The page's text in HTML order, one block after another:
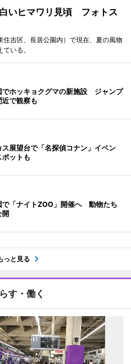
いヒマワリ見頃 フォトス
住吉区、長居公園内）で現在、夏の風物
いる。
でホッキョクグマの新施設 ジャンプ
で観察も
ス展望台で「名探偵コナン」イベン
ットも
で「ナイトZOO」開催へ 動物たち
開
っと見る
す・働く